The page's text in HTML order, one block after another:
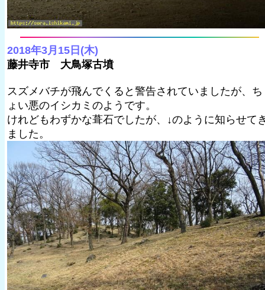
2018年3月15日(木)
藤井寺市 大鳥塚古墳
スズメバチが飛んでくると警告されていましたが、ち
ょい悪のイシカミのようです。
けれどもわずかな葺石でしたが、↓のように知らせて
ました。